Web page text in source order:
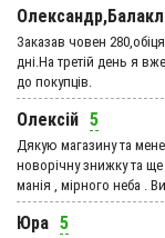
Заказав човен
дні.На третій день я
до покупців.
Олексій 5
Дякую магазину та
новорічну знижку та
манія , мірного неба .
Юра 5